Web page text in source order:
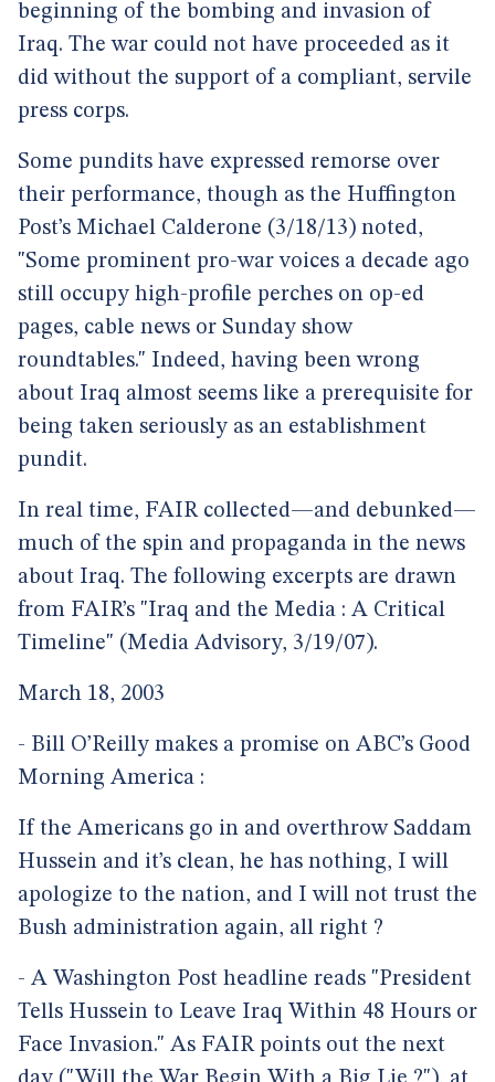
beginning of the bombing and invasion of
Iraq. The war could not have proceeded as it
did without the support of a compliant, servile
press corps.
Some pundits have expressed remorse over
their performance, though as the Huffington
Post’s Michael Calderone (3/18/13) noted,
"Some prominent pro-war voices a decade ago
still occupy high-profile perches on op-ed
pages, cable news or Sunday show
roundtables." Indeed, having been wrong
about Iraq almost seems like a prerequisite for
being taken seriously as an establishment
pundit.
In real time, FAIR collected—and debunked—
much of the spin and propaganda in the news
about Iraq. The following excerpts are drawn
from FAIR’s "Iraq and the Media : A Critical
Timeline" (Media Advisory, 3/19/07).
March 18, 2003
- Bill O’Reilly makes a promise on ABC’s Good
Morning America :
If the Americans go in and overthrow Saddam
Hussein and it’s clean, he has nothing, I will
apologize to the nation, and I will not trust the
Bush administration again, all right ?
- A Washington Post headline reads "President
Tells Hussein to Leave Iraq Within 48 Hours or
Face Invasion." As FAIR points out the next